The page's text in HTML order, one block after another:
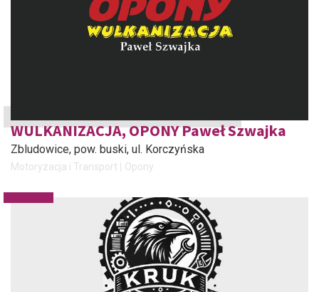
WULKANIZACJA, OPONY Paweł Szwajka
Zbludowice, pow. buski, ul. Korczyńska
Motoryzacja i Transport Opony